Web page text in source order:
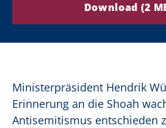
Download (2
Ministerpräsident Hendrik
Erinnerung an die Shoah
Antisemitismus entschieden